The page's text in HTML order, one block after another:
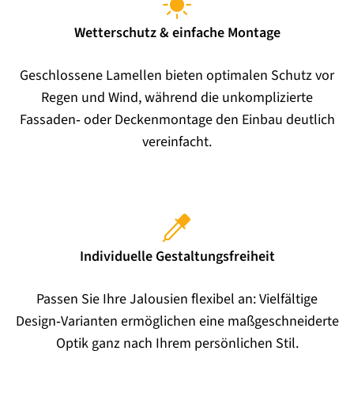
Wetterschutz & einfache Montage
Geschlossene Lamellen bieten optimalen Schutz vor
Regen und Wind, während die unkomplizierte
Fassaden‑ oder Deckenmontage den Einbau deutlich
vereinfacht.
Individuelle Gestaltungsfreiheit
Passen Sie Ihre Jalousien flexibel an: Vielfältige
Design‑Varianten ermöglichen eine maßgeschneiderte
Optik ganz nach Ihrem persönlichen Stil.